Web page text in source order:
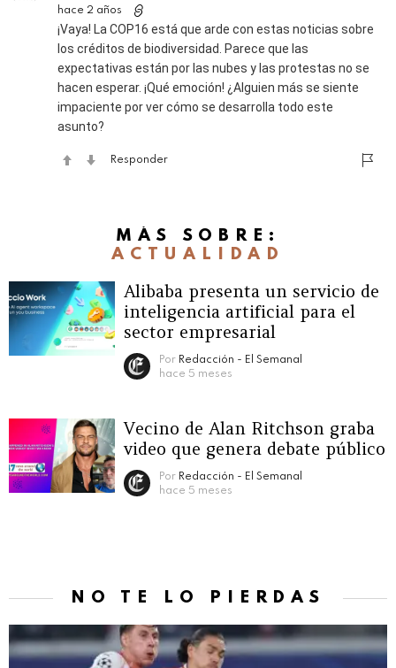
hace 2 años
¡Vaya! La COP16 está que arde con estas noticias sobre
los créditos de biodiversidad. Parece que las
expectativas están por las nubes y las protestas no se
hacen esperar. ¡Qué emoción! ¿Alguien más se siente
impaciente por ver cómo se desarrolla todo este
asunto?
Responder
MÁS SOBRE:
ACTUALIDAD
Alibaba presenta un servicio de
inteligencia artificial para el
sector empresarial
Por Redacción - El Semanal
hace 5 meses
Vecino de Alan Ritchson graba
video que genera debate público
Por Redacción - El Semanal
hace 5 meses
NO TE LO PIERDAS